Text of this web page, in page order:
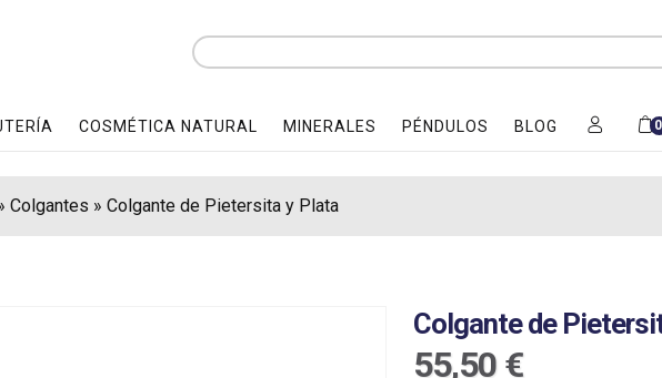
COSMÉTICA NATURAL MINERALES PÉNDULOS BLOG 0
Colgantes » Colgante de Pietersita y Plata
Colgante de
55,50 €